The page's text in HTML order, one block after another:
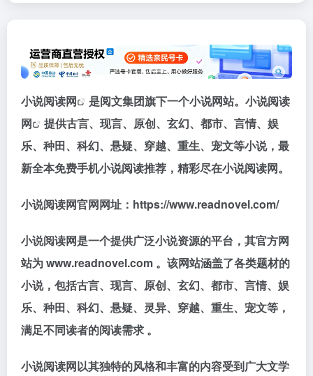
小说阅读网 是阅文集团旗下一个小说网站。 小说阅读
网
提供古言、现言、原创、玄幻、都市、言情、娱
乐、种田、科幻、悬疑、穿越、重生、宠文等小说，最
新全本免费手机小说阅读推荐，精彩尽在小说阅读网。
小说阅读网官网网址：https://www.readnovel.com/
小说阅读网是一个提供广泛小说资源的平台，其官方网
站为 www.readnovel.com 。该网站涵盖了各类题材的
小说，包括古言、现言、原创、玄幻、都市、言情、娱
乐、种田、科幻、悬疑、灵异、穿越、重生、宠文等，
满足不同读者的阅读需求 。
小说阅读网以其独特的风格和丰富的内容受到广大文学